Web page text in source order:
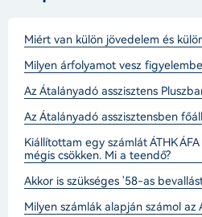
Miért van külön jövedelem és
Milyen árfolyamot vesz
Az Átalányadó asszisztens
Az Átalányadó asszisztensben
Kiállítottam egy számlát ÁTHK
mégis csökken. Mi a teendő?
Akkor is szükséges '58-as
Milyen számlák alapján számol az